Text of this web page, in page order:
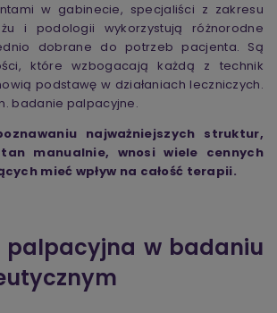
w gabinecie, specjaliści z zakresu
i podologii wykorzystują różnorodne
dobrane do potrzeb pacjenta. Są
które wzbogacają każdą z technik
podstawę w działaniach leczniczych.
badanie palpacyjne.
najważniejszych struktur,
manualnie, wnosi wiele cennych
mieć wpływ na całość terapii.
palpacyjna w badaniu